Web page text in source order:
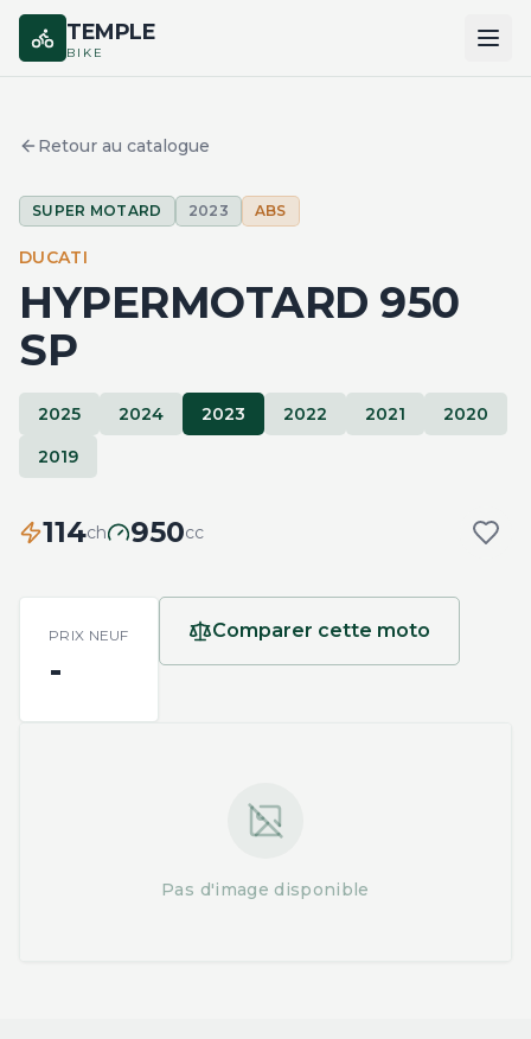
TEMPLE
BIKE
MARQUES
COMPARER
Retour au catalogue
SUPER MOTARD 2023 ABS
DUCATI
HYPERMOTARD 950
SP
2025 2024 2023 2022 2021
2020
2019
114ch 950cc
PRIX NEUF
-
Comparer cette moto
Pas d'image disponible